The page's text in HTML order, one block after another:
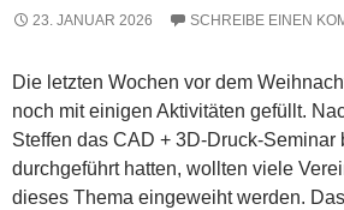
23. JANUAR 2026 SCHREIBE EINEN
Die letzten Wochen vor dem
noch mit einigen Aktivitäten gefüllt.
Steffen das CAD + 3D-Druck-Seminar
durchgeführt hatten, wollten viele
dieses Thema eingeweiht werden.